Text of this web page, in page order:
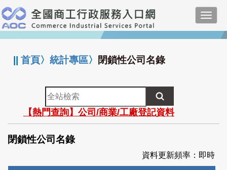
跳
到
主
要
:::
||首頁〉統計專區〉 閉鎖性公司名錄
全
站
檢
索
【熱門查詢】公司/商業/工廠登記資料
閉鎖性公司名錄
資料更新頻率：即時